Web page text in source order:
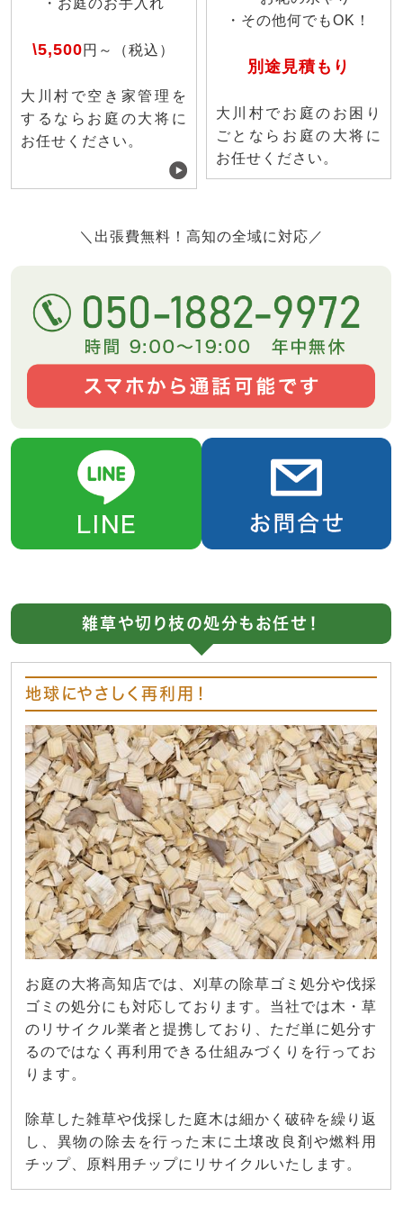
\5,500円～（税込）
大川村で空き家管理を
するならお庭の大将に
お任せください。
・その他何でもOK！
別途見積もり
大川村でお庭のお困り
ごとならお庭の大将に
お任せください。
＼出張費無料！高知の全域に対応／
雑草や切り枝の処分もお任せ！
地球にやさしく再利用！
お庭の大将高知店では、刈草の除草ゴミ処分や伐採
ゴミの処分にも対応しております。当社では木・草
のリサイクル業者と提携しており、ただ単に処分す
るのではなく再利用できる仕組みづくりを行ってお
ります。
除草した雑草や伐採した庭木は細かく破砕を繰り返
し、異物の除去を行った末に土壌改良剤や燃料用
チップ、原料用チップにリサイクルいたします。